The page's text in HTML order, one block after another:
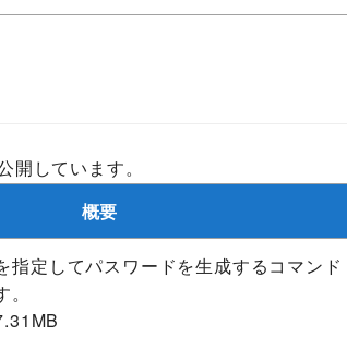
しています。
概要
指定してパスワードを生成するコマンド